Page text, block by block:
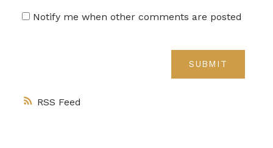
RSS
Notify me when other comments are posted
SUBMIT